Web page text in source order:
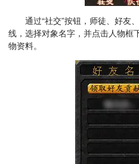
通过“社交”按钮，师徒、好友
线，选择对象名字，并点击人物框
物资料。